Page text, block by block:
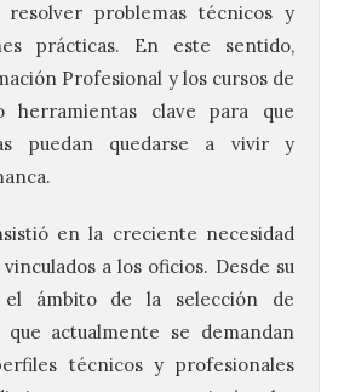
resolver problemas técnicos y
prácticas. En este sentido,
Profesional y los cursos de
herramientas clave para que
puedan quedarse a vivir y
en la creciente necesidad
a los oficios. Desde su
el ámbito de la selección de
actualmente se demandan
técnicos y profesionales